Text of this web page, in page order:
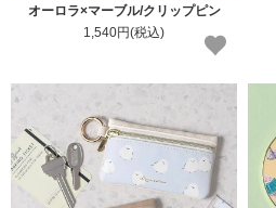
オーロラ×マーブル/クリップピン
1,540円(税込)